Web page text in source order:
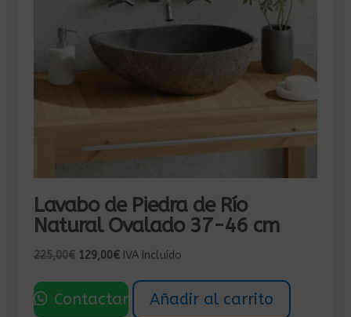
Lavabo de Piedra de Río
Natural Ovalado 37-46 cm
225,00€ El
original
era:
129,00€El
actual
es:
IVA Incluído
Contactar Añadir al carrito